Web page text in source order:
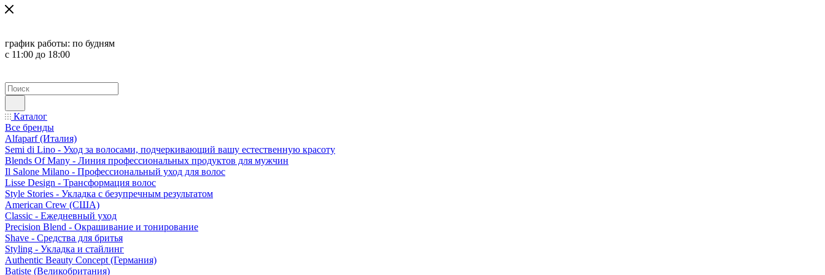
график работы: по будням
с 11:00 до 18:00
Каталог
Все бренды
Alfaparf (Италия)
Semi di Lino - Уход за волосами, подчеркивающий вашу естественную красоту
Blends Of Many - Линия профессиональных продуктов для мужчин
Il Salone Milano - Профессиональный уход для волос
Lisse Design - Трансформация волос
Style Stories - Укладка с безупречным результатом
American Crew (США)
Classic - Ежедневный уход
Precision Blend - Окрашивание и тонирование
Shave - Средства для бритья
Styling - Укладка и стайлинг
Authentic Beauty Concept (Германия)
Batiste (Великобритания)